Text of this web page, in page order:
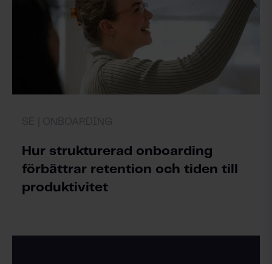
Hur strukturerad onboarding
förbättrar retention och tiden till
produktivitet